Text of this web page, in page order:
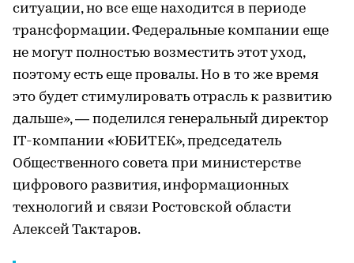
ситуации, но все еще находится в периоде
трансформации. Федеральные компании еще
не могут полностью возместить этот уход,
поэтому есть еще провалы. Но в то же время
это будет стимулировать отрасль к развитию
дальше», — поделился генеральный директор
IТ-компании «ЮБИТЕК», председатель
Общественного совета при министерстве
цифрового развития, информационных
технологий и связи Ростовской области
Алексей Тактаров.